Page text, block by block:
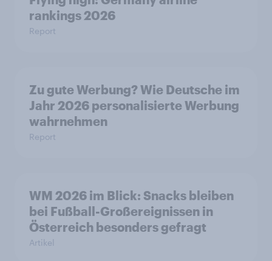
rankings 2026
Report
Zu gute Werbung? Wie Deutsche im
Jahr 2026 personalisierte Werbung
wahrnehmen
Report
WM 2026 im Blick: Snacks bleiben
bei Fußball-Großereignissen in
Österreich besonders gefragt
Artikel